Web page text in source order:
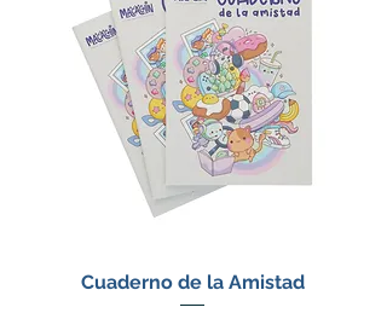
Cuaderno de la Amistad